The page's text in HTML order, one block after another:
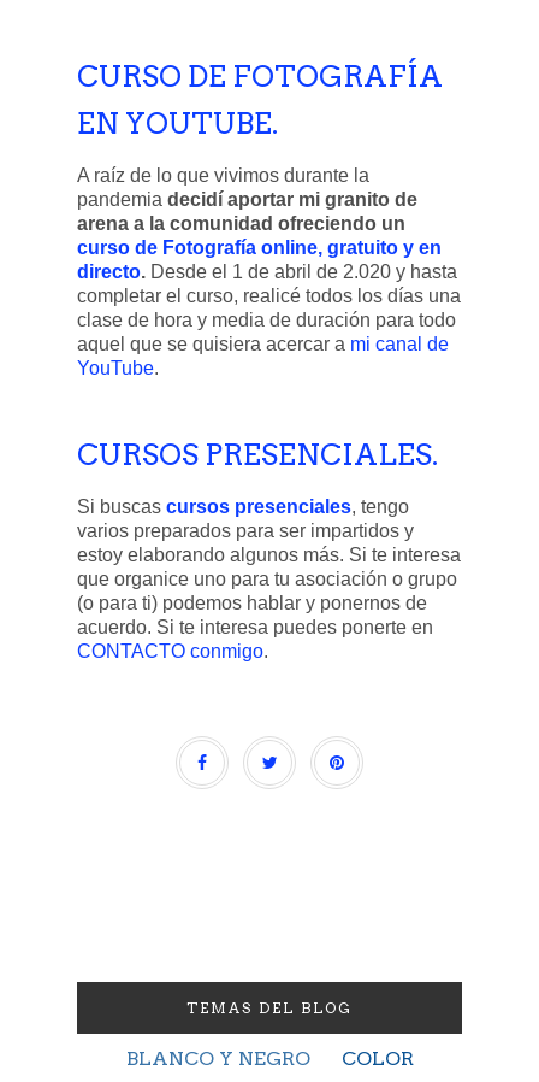
CURSO DE FOTOGRAFÍA
EN YOUTUBE.
A raíz de lo que vivimos durante la
pandemia decidí aportar mi granito de
arena a la comunidad ofreciendo un
curso de Fotografía online, gratuito y en
directo. Desde el 1 de abril de 2.020 y hasta
completar el curso, realicé todos los días una
clase de hora y media de duración para todo
aquel que se quisiera acercar a mi canal de
YouTube.
CURSOS PRESENCIALES.
Si buscas cursos presenciales, tengo
varios preparados para ser impartidos y
estoy elaborando algunos más. Si te interesa
que organice uno para tu asociación o grupo
(o para ti) podemos hablar y ponernos de
acuerdo. Si te interesa puedes ponerte en
CONTACTO conmigo.
TEMAS DEL BLOG
BLANCO Y NEGRO
COLOR